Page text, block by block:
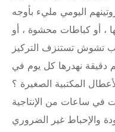
اليومي مليء بأوجه
، أو كباطات محشوة ، أو
دقيقة نهدرها كل يوم في
المكتبية الصغيرة ؟
في ساعات من الإنتاجية